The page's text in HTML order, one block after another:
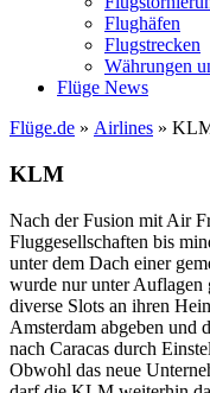
Flughäfen
Flugstrecken
Währungen
Flüge News
Flüge.de » Airlines »
KLM
Nach der Fusion mit Air
Fluggesellschaften bis
unter dem Dach einer
wurde nur unter Auflagen
diverse Slots an ihren
Amsterdam abgeben und
nach Caracas durch
Obwohl das neue